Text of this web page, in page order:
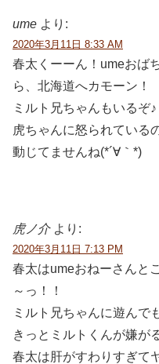
ume より:
2020年3月11日 8:33 AM
春太くーーん！umeおば
ら、北海道へカモーン！
ミルト兄ちゃんもいるぞ♪
虎ちゃんに怒られている
動じてませんね(*´∀｀*)
虎ノ介 より:
2020年3月11日 7:13 PM
春太はumeおねーさんと
～っ！！
ミルト兄ちゃんに遊んで
きっとミルトくんが嫌が
春太は肝がすわりすぎて